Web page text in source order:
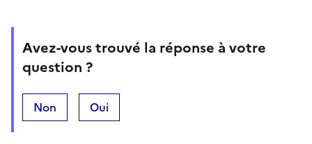
Avez-vous trouvé la réponse à votre
question ?
Non Oui